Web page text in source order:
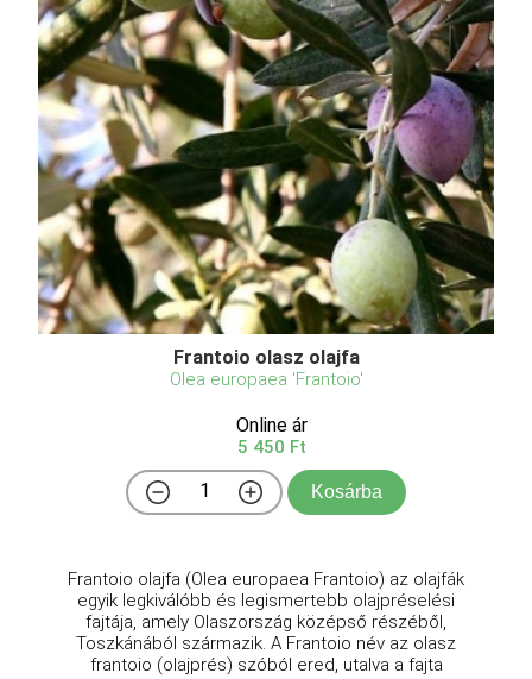
Frantoio olasz olajfa
Olea europaea 'Frantoio'
Online ár
5 450 Ft
Kosárba
Frantoio olajfa (Olea europaea Frantoio) az olajfák
egyik legkiválóbb és legismertebb olajpréselési
fajtája, amely Olaszország középső részéből,
Toszkánából származik. A Frantoio név az olasz
frantoio (olajprés) szóból ered, utalva a fajta